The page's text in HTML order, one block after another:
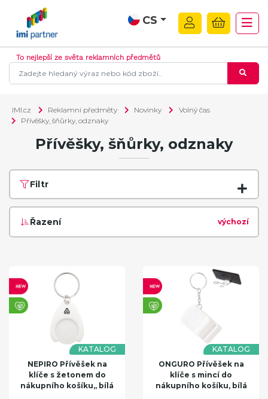
CS
To nejlepší ze světa reklamních předmětů
IMI.cz Reklamní předměty Novinky
Volný čas
Přívěšky, šňůrky, odznaky
Přívěšky, šňůrky, odznaky
Filtr
Řazení výchozí
KATALOG
NEPIRO Přívěšek na
klíče s žetonem do
nákupního košíku,, bílá
KATALOG
ONGURO Přívěšek na
klíče s mincí do
nákupního košíku, bílá